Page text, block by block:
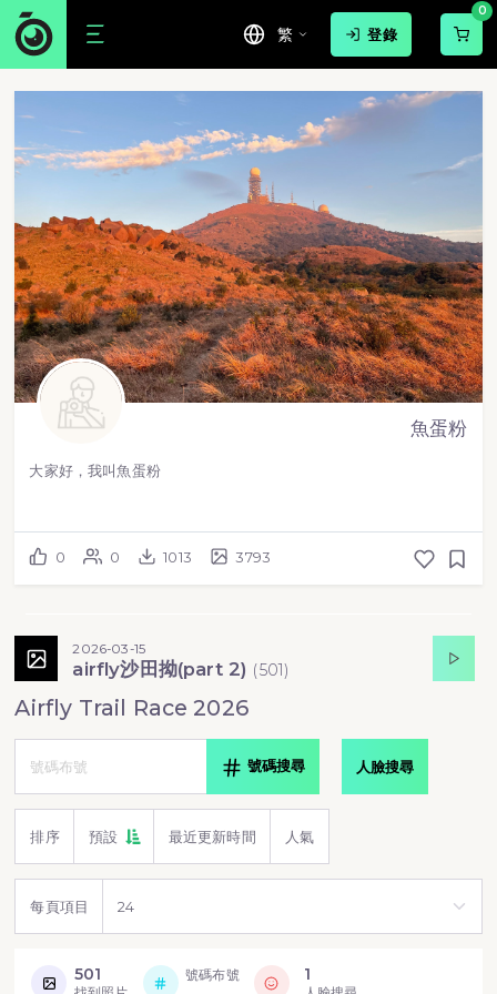
繁 登錄
0
魚蛋粉
大家好，我叫魚蛋粉
0 0 1013 3793
2026-03-15
airfly沙田拗(part 2) (501)
Airfly Trail Race 2026
號碼搜尋 人臉搜尋
排序 預設 最近更新時間 人氣
每頁項目
501 號碼布號 1